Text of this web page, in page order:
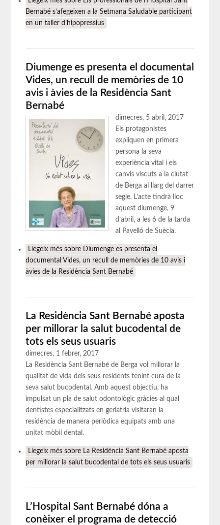
Bernabé s’afegeixen a la Setmana Saludable participant
en un taller d’hipopressius
Diumenge es presenta el documental
Vides, un recull de memòries de 10
avis i àvies de la Residència Sant
Bernabé
dimecres, 5 abril, 2017
Els protagonistes
expliquen en primera
persona la seva
experiència vital i els
canvis viscuts a la ciutat
de Berga al llarg del darrer
segle. L’acte tindrà lloc
aquest diumenge, 9
d’abril, a les 6 de la tarda
al Pavelló de Suècia.
Llegeix més sobre Diumenge es presenta el
documental Vides, un recull de memòries de 10 avis i
àvies de la Residència Sant Bernabé
La Residència Sant Bernabé aposta
per millorar la salut bucodental de
tots els seus usuaris
dimecres, 1 febrer, 2017
La Residència Sant Bernabé de Berga vol millorar la
qualitat de vida dels seus residents tenint cura de la
seva salut bucodental. Amb aquest objectiu, ha
impulsat un pla de salut odontològic gràcies al qual
dentistes especialitzats en geriatria visitaran la
residència de manera periòdica equipats amb una
unitat mòbil dental.
Llegeix més sobre La Residència Sant Bernabé aposta
per millorar la salut bucodental de tots els seus usuaris
L’Hospital Sant Bernabé dóna a
conèixer el programa de detecció